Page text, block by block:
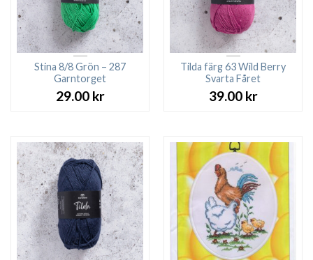
Stina 8/8 Grön – 287
Garntorget
29.00 kr
Tilda färg 63 Wild Berry
Svarta Fåret
39.00 kr